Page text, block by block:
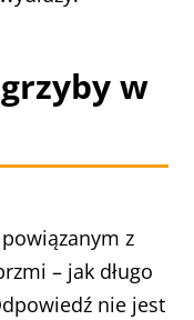
w
z
– jak długo
nie jest